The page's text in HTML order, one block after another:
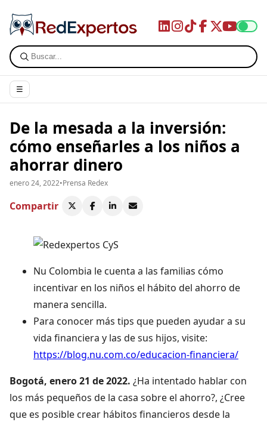
☰
De la mesada a la inversión:
cómo enseñarles a los niños a
ahorrar dinero
enero 24, 2022•Prensa Redex
Compartir
Nu Colombia le cuenta a las familias cómo
incentivar en los niños el hábito del ahorro de
manera sencilla.
Para conocer más tips que pueden ayudar a su
vida financiera y las de sus hijos, visite:
https://blog.nu.com.co/educacion-financiera/
Bogotá, enero 21 de 2022. ¿Ha intentado hablar con
los más pequeños de la casa sobre el ahorro?, ¿Cree
que es posible crear hábitos financieros desde la